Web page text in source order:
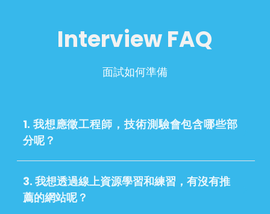
Interview FAQ
面試如何準備
1. 我想應徵工程師，技術測驗會包含哪些部
分呢？
3. 我想透過線上資源學習和練習，有沒有推
薦的網站呢？